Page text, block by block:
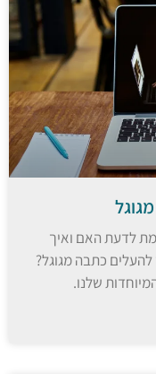
לדעת האם ואיך
כתבה מגוגל?
שלנו.